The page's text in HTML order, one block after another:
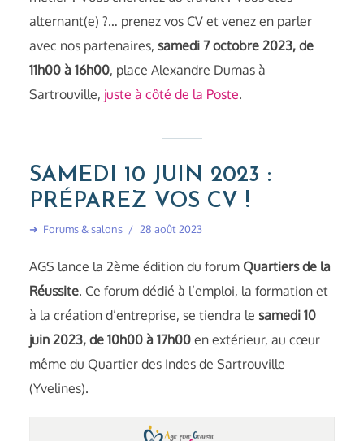
alternant(e) ?… prenez vos CV et venez en parler
avec nos partenaires, samedi 7 octobre 2023, de
11h00 à 16h00, place Alexandre Dumas à
Sartrouville, juste à côté de la Poste.
SAMEDI 10 JUIN 2023 :
PRÉPAREZ VOS CV !
➜ Forums & salons 28 août 2023
AGS lance la 2ème édition du forum Quartiers de la
Réussite. Ce forum dédié à l’emploi, la formation et
à la création d’entreprise, se tiendra le samedi 10
juin 2023, de 10h00 à 17h00en extérieur, au cœur
même du Quartier des Indes de Sartrouville
(Yvelines).